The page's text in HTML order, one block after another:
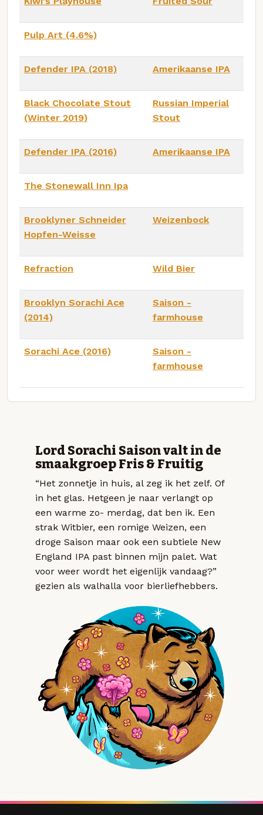
Pulp Art (4.6%)
Defender IPA (2018) Amerikaanse IPA
Black Chocolate Stout
(Winter 2019)
Russian Imperial
Stout
Defender IPA (2016) Amerikaanse IPA
The Stonewall Inn Ipa
Brooklyner Schneider
Hopfen-Weisse
Weizenbock
Refraction Wild Bier
Brooklyn Sorachi Ace
(2014)
Saison -
farmhouse
Sorachi Ace (2016)
Saison -
farmhouse
Lord Sorachi Saison valt in de
smaakgroep Fris & Fruitig
“Het zonnetje in huis, al zeg ik het zelf. Of
in het glas. Hetgeen je naar verlangt op
een warme zo- merdag, dat ben ik. Een
strak Witbier, een romige Weizen, een
droge Saison maar ook een subtiele New
England IPA past binnen mijn palet. Wat
voor weer wordt het eigenlijk vandaag?”
gezien als walhalla voor bierliefhebbers.